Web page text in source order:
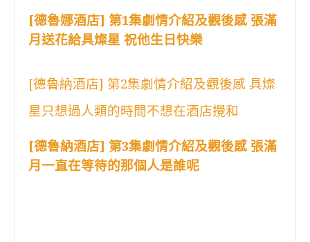
[德魯娜酒店] 第1集劇情介紹及觀後感 張滿
月送花給具燦星 祝他生日快樂
[德魯納酒店] 第2集劇情介紹及觀後感 具燦
星只想過人類的時間不想在酒店攪和
[德魯納酒店] 第3集劇情介紹及觀後感 張滿
月一直在等待的那個人是誰呢